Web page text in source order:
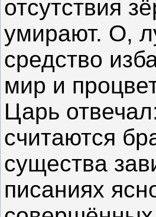
отсутствия
умирают. О,
средство
мир и
Царь
считаются
существа
писаниях